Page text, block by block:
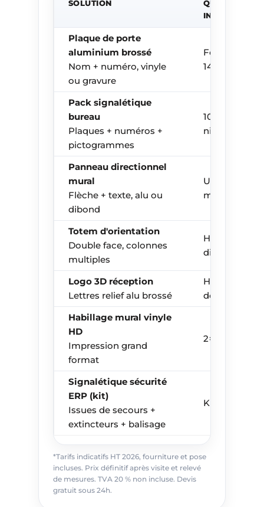
SOLUTION
QUANTITÉ
INDICATIF
Plaque de porte
aluminium brossé
Nom + numéro, vinyle
ou gravure
Format A5 –
148×210 mm
Pack signalétique
bureau
Plaques + numéros +
pictogrammes
10 portes / 1
niveau
Panneau directionnel
mural
Flèche + texte, alu ou
dibond
Unité
mm
Totem d'orientation
Double face, colonnes
multiples
H 1,8 m – 4
directions
Logo 3D réception
Lettres relief alu brossé
H 200 mm –
de large
Habillage mural vinyle
HD
Impression grand
format
2×3 m
Signalétique sécurité
ERP (kit)
Issues de secours +
extincteurs + balisage
Kit 20 unités
*Tarifs indicatifs HT 2026, fourniture et pose
incluses. Prix définitif après visite et relevé
de mesures. TVA 20 % non incluse. Devis
gratuit sous 24h.